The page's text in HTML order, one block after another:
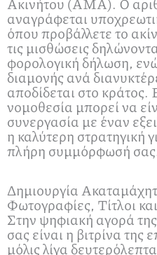
αναγράφεται
όπου προβάλλετε το
τις μισθώσεις
φορολογική δήλωση, ενώ
διαμονής ανά
αποδίδεται στο
νομοθεσία μπορεί να
συνεργασία με έναν
η καλύτερη στρατηγική
πλήρη συμμόρφωσή
Δημιουργία
Φωτογραφίες, Τίτλοι
Στην ψηφιακή αγορά
σας είναι η βιτρίνα
μόλις λίγα